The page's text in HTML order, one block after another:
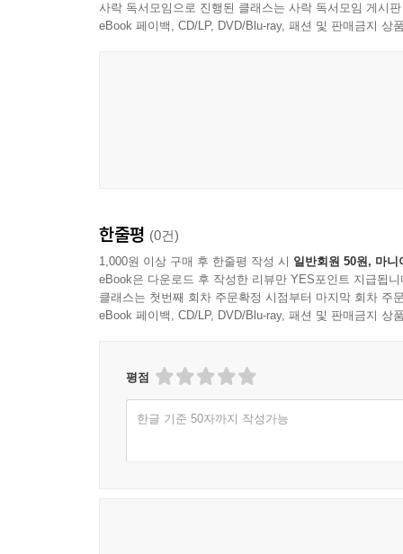
◆ 조직을 체계적으로 관리해야 하는 정보보호최
1장에서는 통합된 ISMS-P 인증의 이해도를 높이
2장에서는 정보보호 인증을 취득하기 위해 사전
3장에서는 정보보호인증 심사기준인 관리체계
항목)에 대해 인증기준을 설명하고 각 인증항
서비스를 사용하는 경우 확인이 필요한 통제항
사락 독서모임으로 진행된 클래스는 사락 독서모임 게시
eBook 페이백, CD/LP, DVD/Blu-ray, 패션 및 판매금지 상
한줄평 (0건)
1,000원 이상 구매 후 한줄평 작성 시 일반회원 50원, 마니
eBook은 다운로드 후 작성한 리뷰만 YES포인트 지급됩니
클래스는 첫번째 회차 주문확정 시점부터 마지막 회차 주
eBook 페이백, CD/LP, DVD/Blu-ray, 패션 및 판매금지 상
평점
한글 기준 50자까지 작성가능